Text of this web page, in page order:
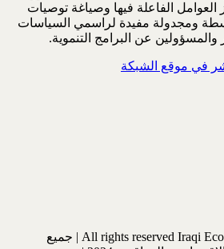
العوامل الفاعلة فيها وصياغة توصيات
ومجدولة مفيدة لراسمي السياسات
والمسؤولين عن البرامج التنموية.
في موقع الشبكة
© All rights reserved Iraqi Economists Network 2024 | جميع